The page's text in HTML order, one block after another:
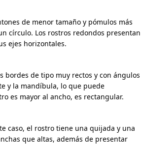
de menor tamaño y pómulos más
círculo. Los rostros redondos presentan
ejes horizontales.
bordes de tipo muy rectos y con ángulos
y la mandíbula, lo que puede
es mayor al ancho, es rectangular.
caso, el rostro tiene una quijada y una
que altas, además de presentar